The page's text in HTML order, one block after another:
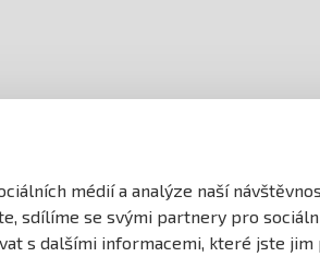
médií a analýze naší
sdílíme se svými partnery pro
s dalšími informacemi, které jste jim